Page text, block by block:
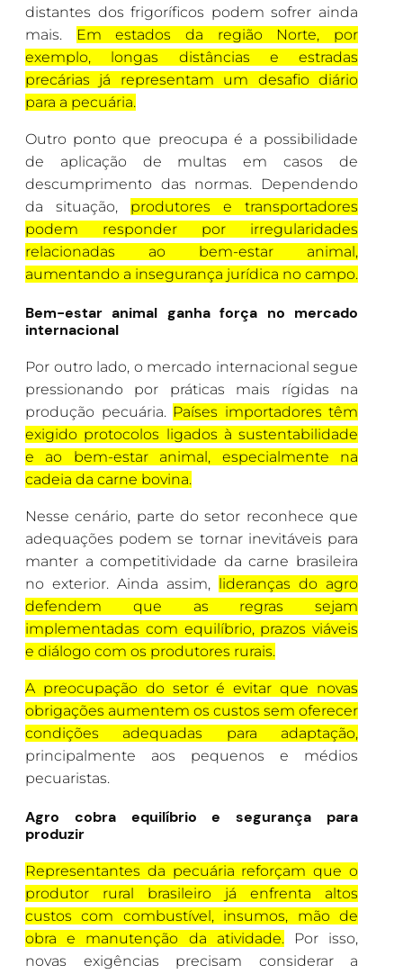
distantes dos frigoríficos podem sofrer ainda
mais.
Em estados da região Norte, por
exemplo, longas distâncias e estradas
precárias já representam um desafio diário
para a pecuária.
Outro ponto que preocupa é a possibilidade
de aplicação de multas em casos de
descumprimento das normas. Dependendo
da situação, produtores e transportadores
podem responder por irregularidades
relacionadas ao bem-estar animal,
aumentando a insegurança jurídica no campo.
Bem-estar animal ganha força no mercado
internacional
Por outro lado, o mercado internacional segue
pressionando por práticas mais rígidas na
produção pecuária. Países importadores têm
exigido protocolos ligados à sustentabilidade
e ao bem-estar animal, especialmente na
cadeia da carne bovina.
Nesse cenário, parte do setor reconhece que
adequações podem se tornar inevitáveis para
manter a competitividade da carne brasileira
no exterior. Ainda assim, lideranças do agro
defendem que as regras sejam
implementadas com equilíbrio, prazos viáveis
e diálogo com os produtores rurais.
A preocupação do setor é evitar que novas
obrigações aumentem os custos sem oferecer
condições adequadas para adaptação,
principalmente aos pequenos e médios
pecuaristas.
Agro cobra equilíbrio e segurança para
produzir
Representantes da pecuária reforçam que o
produtor rural brasileiro já enfrenta altos
custos com combustível, insumos, mão de
obra e manutenção da atividade.Por isso,
novas exigências precisam considerar a